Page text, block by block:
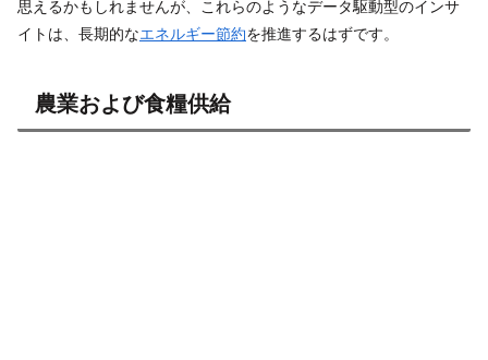
思えるかもしれませんが、これらのようなデータ駆動型のインサ
イトは、長期的なエネルギー節約を推進するはずです。
農業および食糧供給